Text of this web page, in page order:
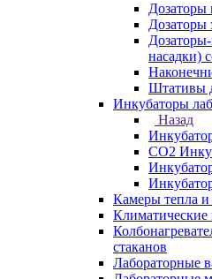
Дозаторы
Дозаторы
насадки)
Штативы
Инкубаторы
Назад
CO2
Камеры тепла и
Климатические
стаканов
Лабораторные